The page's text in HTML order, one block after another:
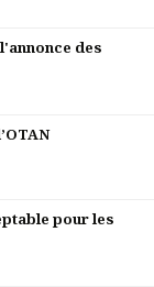
des
pour les